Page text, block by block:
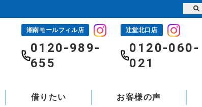
湘南モールフィル店
0120-989-
655
辻堂北口店
0120-060-
021
借りたい お客様の声